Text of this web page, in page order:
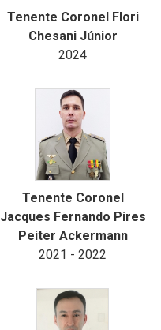
Tenente Coronel Flori
Chesani Júnior
2024
Tenente Coronel
Jacques Fernando Pires
Peiter Ackermann
2021 - 2022